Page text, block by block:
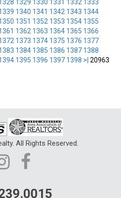
1329 1330 1331 1332 1333
1340 1341 1342 1343 1344
1351 1352 1353 1354 1355
1362 1363 1364 1365 1366
1373 1374 1375 1376 1377
1384 1385 1386 1387 1388
1395 1396 1397 1398 >| 20963
All Rights Reserved.